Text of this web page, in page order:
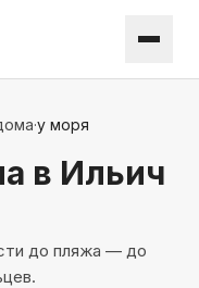
·у моря
в Ильич
до пляжа — до